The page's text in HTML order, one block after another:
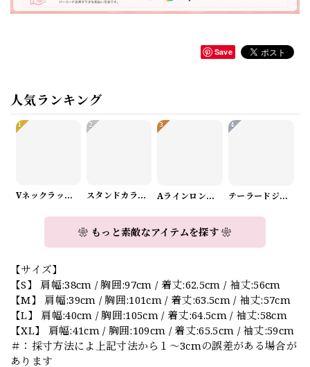
Save
人気ランキング
1
Vネックラップデザインニット（3color） A1008
2
スタンドカラーロングスリーブリボンブラウス（3color） A1126
3
Aラインロングワンピース（2color） A0908
4
テーラードジャケット＆ワイドパンツスーツwithスカーフ A0987
❀ もっと素敵なアイテムを探す ❀
【サイズ】
【S】 肩幅:38cm / 胸囲:97cm / 着丈:62.5cm / 袖丈:56cm
【M】 肩幅:39cm / 胸囲:101cm / 着丈:63.5cm / 袖丈:57cm
【L】 肩幅:40cm / 胸囲:105cm / 着丈:64.5cm / 袖丈:58cm
【XL】 肩幅:41cm / 胸囲:109cm / 着丈:65.5cm / 袖丈:59cm
＃：採寸方法によ上記寸法から１～3cmの誤差がある場合が
あります